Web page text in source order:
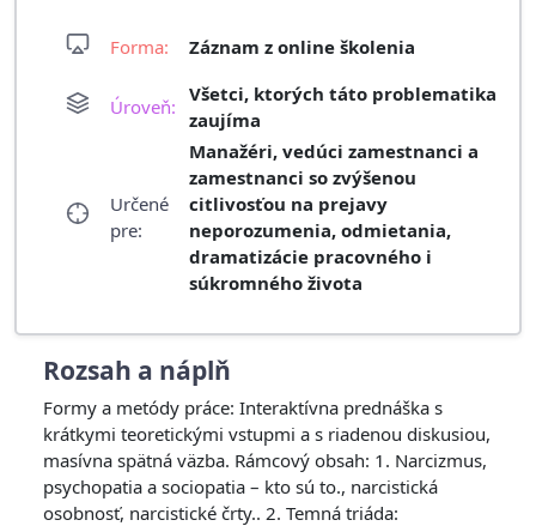
Forma: Záznam z online školenia
Úroveň:
Všetci, ktorých táto problematika
zaujíma
Určené
pre:
Manažéri, vedúci zamestnanci a
zamestnanci so zvýšenou
citlivosťou na prejavy
neporozumenia, odmietania,
dramatizácie pracovného i
súkromného života
Rozsah a náplň
Formy a metódy práce: Interaktívna prednáška s
krátkymi teoretickými vstupmi a s riadenou diskusiou,
masívna spätná väzba. Rámcový obsah: 1. Narcizmus,
psychopatia a sociopatia – kto sú to., narcistická
osobnosť, narcistické črty.. 2. Temná triáda: